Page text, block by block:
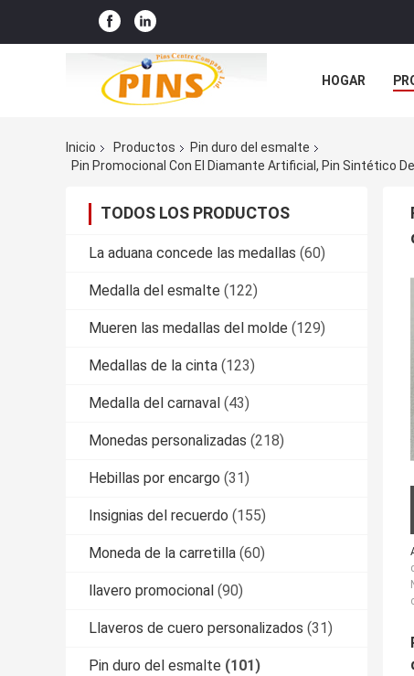
HOGAR
Inicio
Productos
Pin duro del esmalte
Pin Promocional Con El Diamante Artificial, Pin Sintético
TODOS LOS PRODUCTOS
La aduana concede las medallas (60)
Medalla del esmalte (122)
Mueren las medallas del molde (129)
Medallas de la cinta (123)
Medalla del carnaval (43)
Monedas personalizadas (218)
Hebillas por encargo (31)
Insignias del recuerdo (155)
Moneda de la carretilla (60)
llavero promocional (90)
Llaveros de cuero personalizados (31)
Pin duro del esmalte (101)